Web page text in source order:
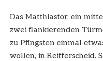
Das Matthiastor, ein
zwei flankierenden
zu Pfingsten einmal
wollen, in Reifferscheid.